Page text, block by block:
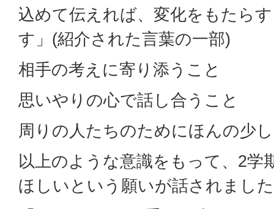
込めて伝えれば、変化をもたら
す」(紹介された言葉の一部)
相手の考えに寄り添うこと
思いやりの心で話し合うこと
周りの人たちのためにほんの少
以上のような意識をもって、2学
ほしいという願いが話されまし